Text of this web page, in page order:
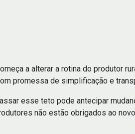
a alterar a rotina do produtor
promessa de simplificação e
esse teto pode antecipar
não estão obrigados ao